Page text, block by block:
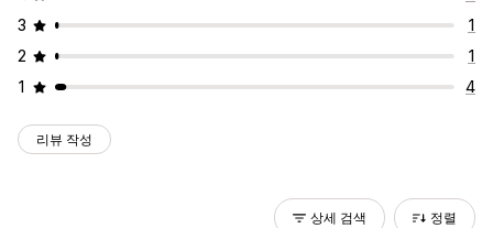
3
1
2
1
1
4
리뷰 작성
상세 검색 정렬